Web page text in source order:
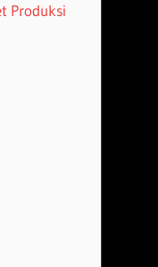
Produksi